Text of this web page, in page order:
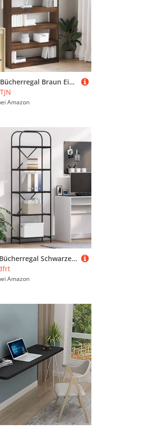
HETFTJN Bücherregal Braun Eiche Holzwerkstoff 100x30x198 cm Schmaler Hochschrank mit Minimalistischem Design Stauraum für Wohnzimmer und Bibliothek
Amazon
Qnhdfrt Bücherregal Schwarze Eiche 60x30x183cm Standregal mit 5 Regalen aus Holzwerkstoff und Stahlbeinen Modernes Design Robuste Konstruktion für Wohnzimmer Büro Schlafzimmer
Amazon